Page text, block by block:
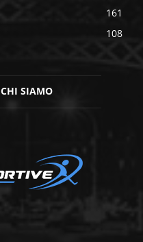
161
108
CHI SIAMO